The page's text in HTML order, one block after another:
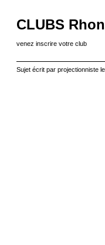
CLUBS
venez inscrire votre club
Sujet écrit par projectionniste